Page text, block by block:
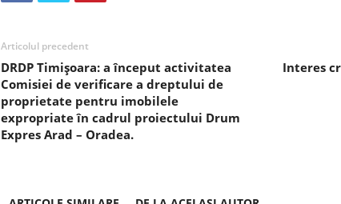
Articolul precedent
DRDP Timișoara: a început activitatea
Comisiei de verificare a dreptului de
proprietate pentru imobilele
expropriate în cadrul proiectului Drum
Expres Arad – Oradea.
Interes